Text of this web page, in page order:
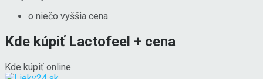
o niečo vyššia cena
Kde kúpiť Lactofeel + cena
Kde kúpiť online